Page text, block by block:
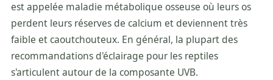
est appelée maladie métabolique osseuse où leurs os
perdent leurs réserves de calcium et deviennent très
faible et caoutchouteux. En général, la plupart des
recommandations d'éclairage pour les reptiles
s'articulent autour de la composante UVB.